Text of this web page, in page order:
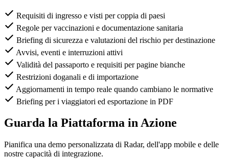
Requisiti di ingresso e visti per coppia di paesi
Regole per vaccinazioni e documentazione sanitaria
Briefing di sicurezza e valutazioni del rischio per destinazione
Avvisi, eventi e interruzioni attivi
Validità del passaporto e requisiti per pagine bianche
Restrizioni doganali e di importazione
Aggiornamenti in tempo reale quando cambiano le normative
Briefing per i viaggiatori ed esportazione in PDF
Guarda la Piattaforma in Azione
Pianifica una demo personalizzata di Radar, dell'app mobile e delle
nostre capacità di integrazione.